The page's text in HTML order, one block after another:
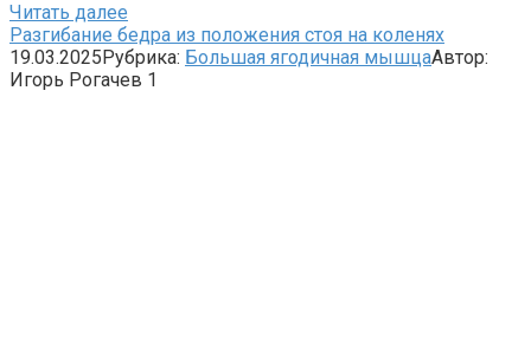
Читать далее
Разгибание бедра из положения стоя на коленях
19.03.2025 Рубрика: Большая ягодичная мышцаАвтор:
Игорь Рогачев 1